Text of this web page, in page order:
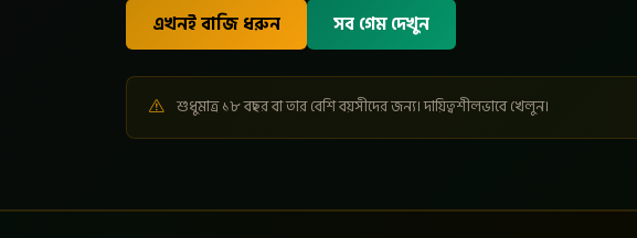
এখনই বাজি ধরুন সব গেম দেখুন
শুধুমাত্র ১৮ বছর বা তার বেশি বয়সীদের জন্য। দায়িত্বশীলভাবে খেলুন।